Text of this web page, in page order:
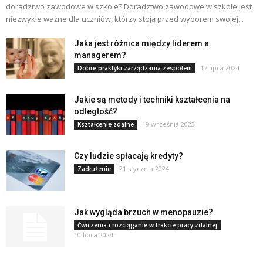
doradztwo zawodowe w szkole? Doradztwo zawodowe w szkole jest
niezwykle ważne dla uczniów, którzy stoją przed wyborem swojej...
Jaka jest różnica między liderem a
managerem?
Dobre praktyki zarządzania zespołem 17 lipca 2024
Jakie są metody i techniki kształcenia na
odległość?
Kształcenie zdalne 19 września 2023
Czy ludzie spłacają kredyty?
Zadłużenie 21 stycznia 2024
Jak wygląda brzuch w menopauzie?
Ćwiczenia i rozciąganie w trakcie pracy zdalnej
10 lipca 2024